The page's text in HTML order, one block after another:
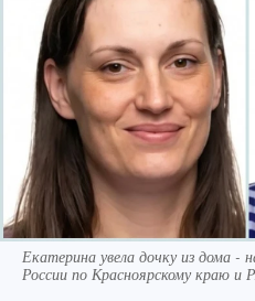
Екатерина увела дочку из дома
России по Красноярскому краю и